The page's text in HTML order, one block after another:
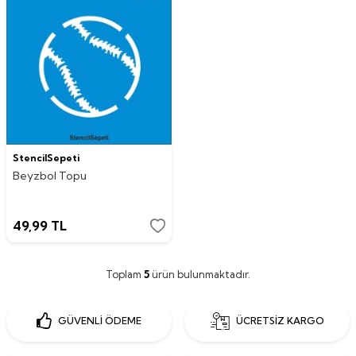
StencilSepeti
Beyzbol Topu
49,99 TL
Toplam 5ürün bulunmaktadır.
GÜVENLİ ÖDEME ÜCRETSİZ KARGO